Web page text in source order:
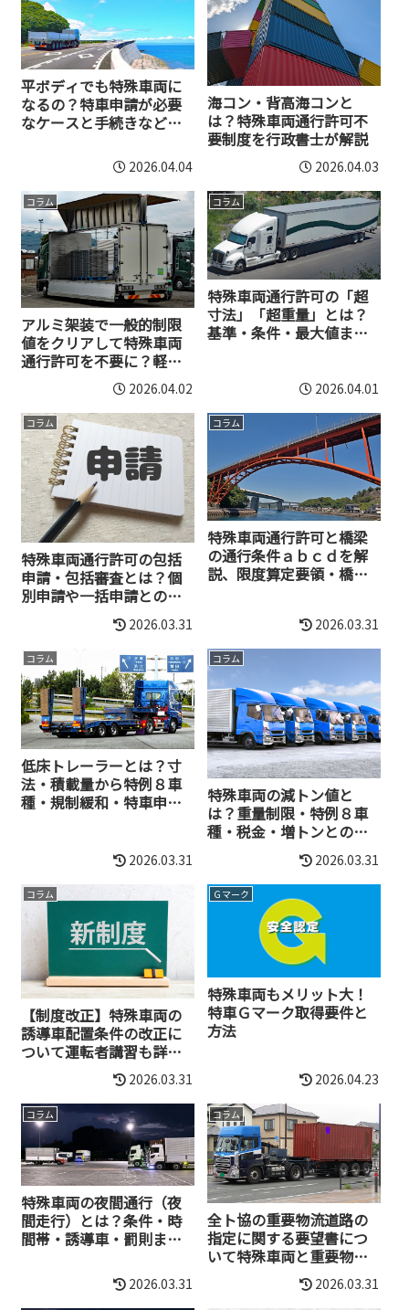
平ボディでも特殊車両に
なるの？特車申請が必要
なケースと手続きなど解
2026.04.04
海コン・背高海コンと
は？特殊車両通行許可不
要制度を行政書士が解説
2026.04.03
コラム
アルミ架装で一般的制限
値をクリアして特殊車両
通行許可を不要に？軽量
2026.04.02
コラム
特殊車両通行許可の「超
寸法」「超重量」とは？
基準・条件・最大値まで
2026.04.01
コラム
特殊車両通行許可の包括
申請・包括審査とは？個
別申請や一括申請との違
い・メリットと手続きま
2026.03.31
コラム
特殊車両通行許可と橋梁
の通行条件ａｂｃｄを解
説、限度算定要領・橋梁
2026.03.31
コラム
低床トレーラーとは？寸
法・積載量から特例８車
種・規制緩和・特車申請
2026.03.31
コラム
特殊車両の減トン値と
は？重量制限・特例８車
種・税金・増トンとの違
2026.03.31
コラム
【制度改正】特殊車両の
誘導車配置条件の改正に
ついて運転者講習も詳し
2026.03.31
Ｇマーク
特殊車両もメリット大！
特車Ｇマーク取得要件と
方法
2026.04.23
コラム
特殊車両の夜間通行（夜
間走行）とは？条件・時
間帯・誘導車・罰則まで
2026.03.31
コラム
全ト協の重要物流道路の
指定に関する要望書につ
いて特殊車両と重要物流
2026.03.31